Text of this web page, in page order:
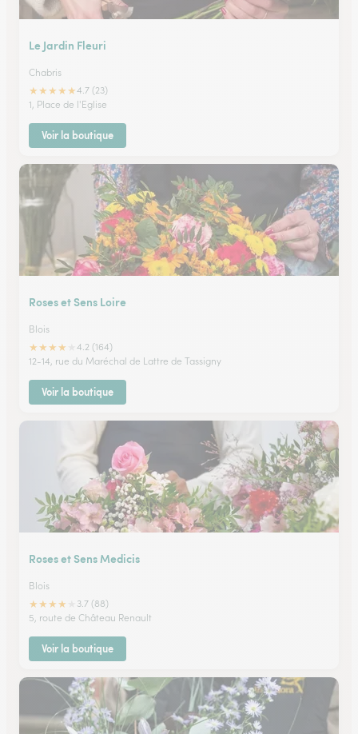
Le Jardin Fleuri
Chabris
★★★★★4.7 (23)
1, Place de l'Eglise
Voir la boutique
Roses et Sens Loire
Blois
★★★★
4.2 (164)
12-14, rue du Maréchal de Lattre de Tassigny
Voir la boutique
Roses et Sens Medicis
Blois
★★★★
3.7 (88)
5, route de Château Renault
Voir la boutique